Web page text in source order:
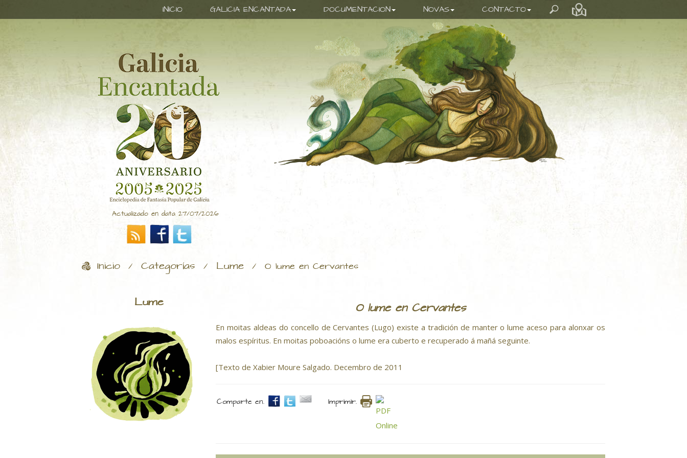
INICIO GALICIA ENCANTADA DOCUMENTACION NOVAS CONTACTO
Actualizado en data 27/07/2026
Inicio / Categorías / Lume / O lume en Cervantes
Lume O lume en Cervantes
En moitas aldeas do concello de Cervantes (Lugo) existe a tradición de manter o lume aceso para alonxar os
malos espíritus. En moitas poboacións o lume era cuberto e recuperado á mañá seguinte.
[Texto de Xabier Moure Salgado. Decembro de 2011
Comparte en. Imprimir.